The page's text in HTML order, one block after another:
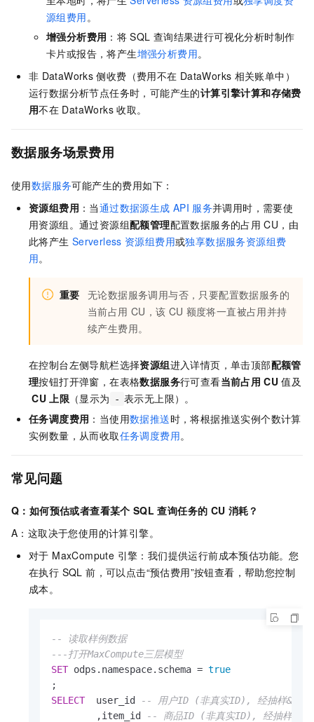
源组费用。
增强分析费用 ：将 SQL 查询结果进行可视化分析时制作
卡片或报告，将产生增强分析费用。
非 DataWorks 侧收费（费用不在 DataWorks 相关账单中）
运行数据分析节点任务时，可能产生的计算引擎计算和存储费
用不在 DataWorks 收取。
数据服务场景费用
使用数据服务可能产生的费用如下：
资源组费用 ：当通过数据源生成 API 服务并调用时，需要使
用资源组。通过资源组配额管理配置数据服务的占用 CU，由
此将产生 Serverless 资源组费用或独享数据服务资源组费
用。
重要 无论数据服务调用与否，只要配置数据服务的
当前占用 CU，该 CU 额度将一直被占用并持
续产生费用。
在控制台左侧导航栏选择资源组进入详情页，单击顶部配额管
理按钮打开弹窗，在表格数据服务行可查看当前占用 CU 值及
CU 上限 （显示为 - 表示无上限）。
任务调度费用 ：当使用数据推送时，将根据推送实例个数计算
实例数量，从而收取任务调度费用。
常见问题
Q：如何预估或者查看某个 SQL 查询任务的 CU 消耗？
A：这取决于您使用的计算引擎。
对于 MaxCompute 引擎：我们提供运行前成本预估功能。您
在执行 SQL 前，可以点击“预估费用”按钮查看，帮助您控制
成本。
-- 读取样例数据
---打开MaxCompute三层模型
SET odps.namespace.schema = true
SELECT
  user_id
-- 用户ID (非真实ID), 经抽样&字段
        ,item_id
-- 商品ID (非真实ID), 经抽样&字